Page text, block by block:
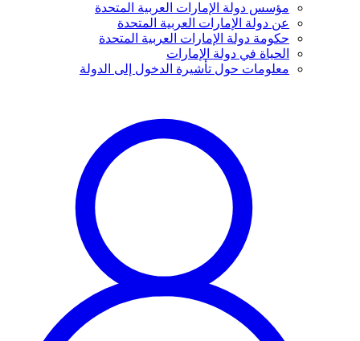
مؤسس دولة الإمارات العربية المتحدة
عن دولة الإمارات العربية المتحدة
حكومة دولة الإمارات العربية المتحدة
الحياة في دولة الإمارات
معلومات حول تأشيرة الدخول إلى الدولة